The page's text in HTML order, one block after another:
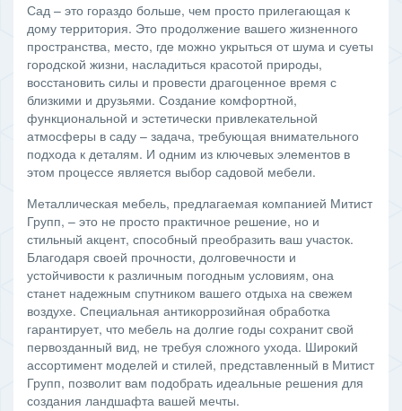
Сад – это гораздо больше, чем просто прилегающая к
дому территория. Это продолжение вашего жизненного
пространства, место, где можно укрыться от шума и суеты
городской жизни, насладиться красотой природы,
восстановить силы и провести драгоценное время с
близкими и друзьями. Создание комфортной,
функциональной и эстетически привлекательной
атмосферы в саду – задача, требующая внимательного
подхода к деталям. И одним из ключевых элементов в
этом процессе является выбор садовой мебели.
Металлическая мебель, предлагаемая компанией Митист
Групп, – это не просто практичное решение, но и
стильный акцент, способный преобразить ваш участок.
Благодаря своей прочности, долговечности и
устойчивости к различным погодным условиям, она
станет надежным спутником вашего отдыха на свежем
воздухе. Специальная антикоррозийная обработка
гарантирует, что мебель на долгие годы сохранит свой
первозданный вид, не требуя сложного ухода. Широкий
ассортимент моделей и стилей, представленный в Митист
Групп, позволит вам подобрать идеальные решения для
создания ландшафта вашей мечты.